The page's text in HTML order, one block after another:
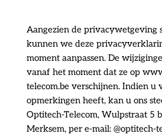
Aangezien de privacywetgeving
kunnen we deze
moment aanpassen. De
vanaf het moment dat ze op
telecom.be verschijnen. Indien u
opmerkingen heeft, kan u ons
Optitech-Telecom, Wulpstraat 5
Merksem, per e-mail: @optitech-